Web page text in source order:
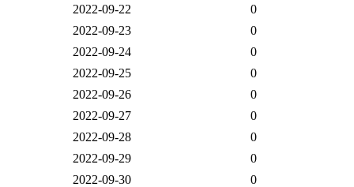
2022-09-22
0
2022-09-23
0
2022-09-24
0
2022-09-25
0
2022-09-26
0
2022-09-27
0
2022-09-28
0
2022-09-29
0
2022-09-30
0